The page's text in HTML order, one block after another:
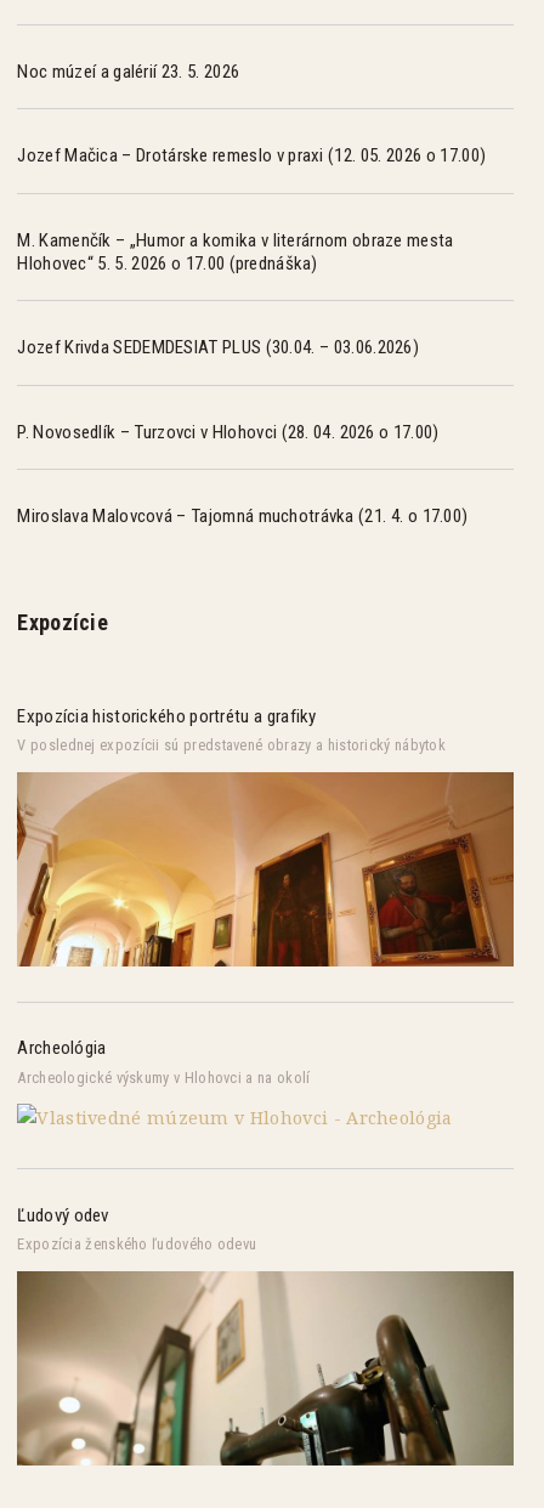
Noc múzeí a galérií 23. 5. 2026
Jozef Mačica – Drotárske remeslo v praxi (12. 05. 2026 o 17.00)
M. Kamenčík – „Humor a komika v literárnom obraze mesta
Hlohovec“ 5. 5. 2026 o 17.00 (prednáška)
Jozef Krivda SEDEMDESIAT PLUS (30.04. – 03.06.2026)
P. Novosedlík – Turzovci v Hlohovci (28. 04. 2026 o 17.00)
Miroslava Malovcová – Tajomná muchotrávka (21. 4. o 17.00)
Expozície
Expozícia historického portrétu a grafiky
V poslednej expozícii sú predstavené obrazy a historický nábytok
Archeológia
Archeologické výskumy v Hlohovci a na okolí
Ľudový odev
Expozícia ženského ľudového odevu